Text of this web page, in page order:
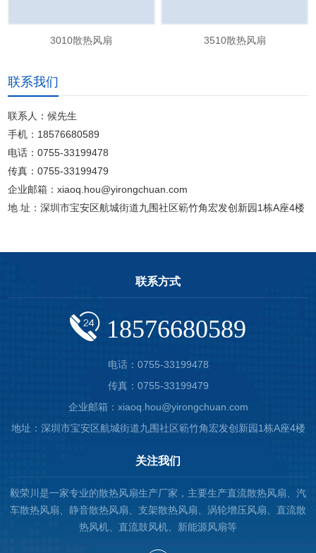
3010散热风扇 3510散热风扇
联系我们
联系人：候先生
手机：18576680589
电话：0755-33199478
传真：0755-33199479
企业邮箱：xiaoq.hou@yirongchuan.com
地 址：深圳市宝安区航城街道九围社区簕竹角宏发创新园1栋A座4楼
联系方式
18576680589
电话：0755-33199478
传真：0755-33199479
企业邮箱：xiaoq.hou@yirongchuan.com
地址：深圳市宝安区航城街道九围社区簕竹角宏发创新园1栋A座4楼
关注我们
毅荣川是一家专业的散热风扇生产厂家，主要生产直流散热风扇、汽
车散热风扇、静音散热风扇、支架散热风扇、涡轮增压风扇、直流散
热风机、直流鼓风机、新能源风扇等